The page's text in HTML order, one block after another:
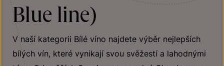
Blue line)
V naší kategorii Bílé víno najdete výběr nejlepších
bílých vín, které vynikají svou svěžestí a lahodnými